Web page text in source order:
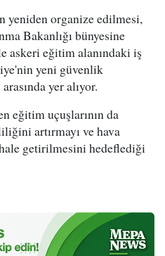
yeniden organize edilmesi,
Bakanlığı bünyesine
askeri eğitim alanındaki iş
yeni güvenlik
yer alıyor.
eğitim uçuşlarının da
artırmayı ve hava
getirilmesini hedeflediği